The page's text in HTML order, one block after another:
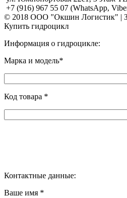
+7 (916) 967 55 07 (WhatsApp,
© 2018 ООО "Окшин Логистик" |
Купить гидроцикл
Информация о гидроцикле:
Марка и модель*
Код товара *
Контактные данные:
Ваше имя *